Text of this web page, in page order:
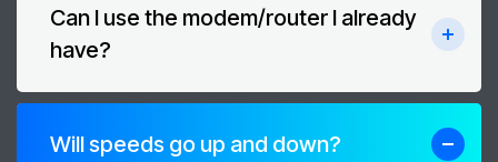
Can I use the modem/router I already
have?
Will speeds go up and down?